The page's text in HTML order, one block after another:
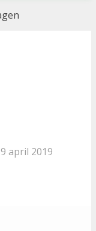
april 2019